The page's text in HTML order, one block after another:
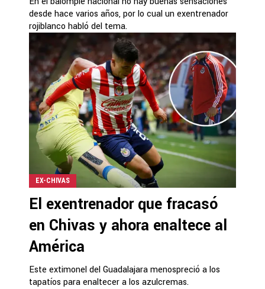
desde hace varios años, por lo cual un exentrenador
rojiblanco habló del tema.
EX-CHIVAS
El exentrenador que fracasó
en Chivas y ahora enaltece al
América
Este extimonel del Guadalajara menospreció a los
tapatíos para enaltecer a los azulcremas.